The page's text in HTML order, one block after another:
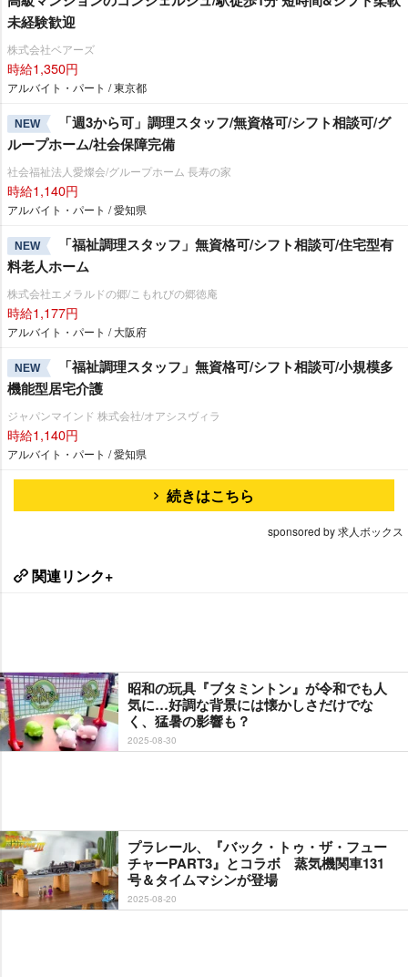
未経験歓迎
株式会社ベアーズ
時給1,350円
アルバイト・パート / 東京都
NEW
「週3から可」調理スタッフ/無資格可/シフト相談可/グ
ループホーム/社会保障完備
社会福祉法人愛燦会/グループホーム 長寿の家
時給1,140円
アルバイト・パート / 愛知県
NEW
「福祉調理スタッフ」無資格可/シフト相談可/住宅型有
料老人ホーム
株式会社エメラルドの郷/こもれびの郷徳庵
時給1,177円
アルバイト・パート / 大阪府
NEW
「福祉調理スタッフ」無資格可/シフト相談可/小規模多
機能型居宅介護
ジャパンマインド 株式会社/オアシスヴィラ
時給1,140円
アルバイト・パート / 愛知県
続きはこちら
sponsored by 求人ボックス
関連リンク+
昭和の玩具『ブタミントン』が令和でも人
気に…好調な背景には懐かしさだけでな
く、猛暑の影響も？
2025-08-30
プラレール、『バック・トゥ・ザ・フュー
チャーPART3』とコラボ 蒸気機関車131
号＆タイムマシンが登場
2025-08-20